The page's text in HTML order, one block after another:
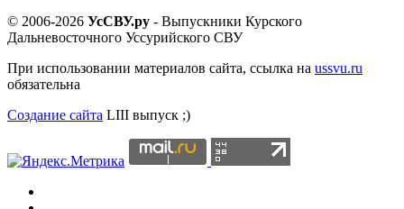
© 2006-2026 УсСВУ.ру - Выпускники Курского
Дальневосточного Уссурийского СВУ
При использовании материалов сайта, ссылка на ussvu.ru
обязательна
Создание сайта LIII выпуск ;)